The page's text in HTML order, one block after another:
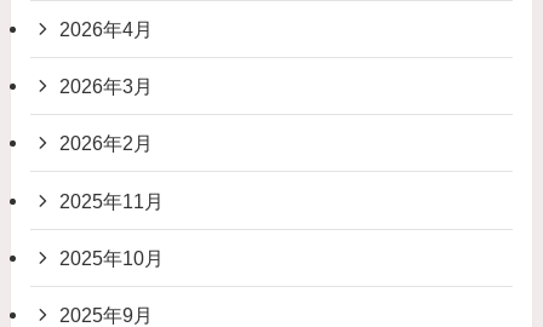
2026年4月
2026年3月
2026年2月
2025年11月
2025年10月
2025年9月